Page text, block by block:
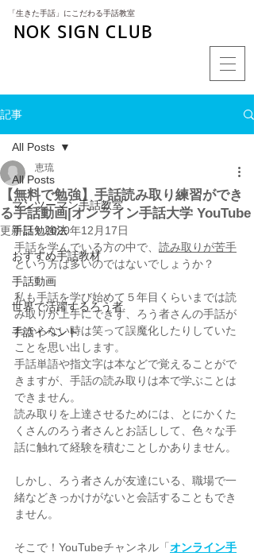
​「生きた手話」にこだわる手話教室
NOK SIGN CLUB
記事
All Posts
マンツーマン手話教室
手話勉強法
おすすめ手話教材
手話動画
世界で活躍するろう者
手話イベント
All Posts
【無料で勉強】手話読み取り練習ができ
る手話動画|オンライン手話大学 YouTube
恵琉
更新日：2020年12月17日
手話を学んでいる方の中で、 読み取りが苦手
という方は多いのではないでしょうか？
私も手話を学び始めて５年目くらいまでは読
み取りが上手にできず、ろう者さんの手話が
わからない時は笑って誤魔化したりしていた
ことを思い出します。
手話単語や指文字は本などで覚えることがで
きますが、手話の読み取りは本で学ぶことは
できません。
読み取りを上達させるためには、とにかくた
くさんのろう者さんとお話しして、色々な手
話に触れて経験を積むことしかありません。
しかし、ろう者さんが友達にいる、職場で一
緒などきっかけがないと会話することもでき
ません。
そこで！YouTubeチャンネル「 オンライン手